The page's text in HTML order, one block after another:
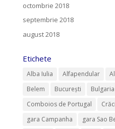
octombrie 2018
septembrie 2018
august 2018
Etichete
Alba Iulia Alfapendular
Belem
București Bulgaria
Comboios de Portugal
gara Campanha
gara Sao